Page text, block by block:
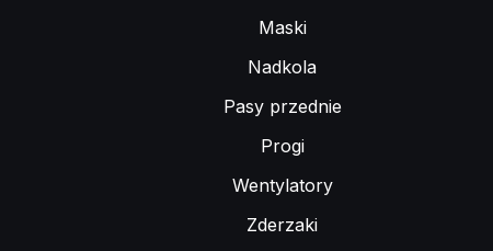
Maski
Nadkola
Pasy przednie
Progi
Wentylatory
Zderzaki